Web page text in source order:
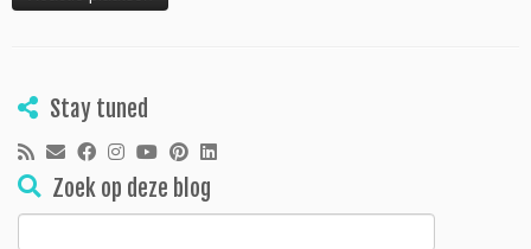
Stay tuned
Zoek op deze blog